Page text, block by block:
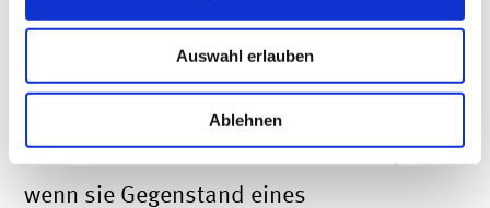
Auswahl erlauben
Ablehnen
gilt die Beachtung des Verlustes des
halben Stammkapitals unabhängig von
der Dauer ihres Bestehens nur dann,
wenn sie Gegenstand eines